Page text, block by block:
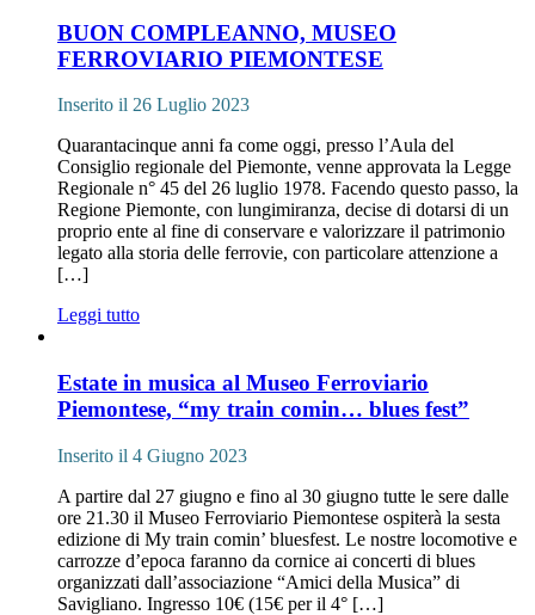
BUON COMPLEANNO, MUSEO
FERROVIARIO PIEMONTESE
Inserito il 26 Luglio 2023
Quarantacinque anni fa come oggi, presso l’Aula del
Consiglio regionale del Piemonte, venne approvata la Legge
Regionale n° 45 del 26 luglio 1978. Facendo questo passo, la
Regione Piemonte, con lungimiranza, decise di dotarsi di un
proprio ente al fine di conservare e valorizzare il patrimonio
legato alla storia delle ferrovie, con particolare attenzione a
[…]
Leggi tutto
Estate in musica al Museo Ferroviario
Piemontese, “my train comin… blues fest”
Inserito il 4 Giugno 2023
A partire dal 27 giugno e fino al 30 giugno tutte le sere dalle
ore 21.30 il Museo Ferroviario Piemontese ospiterà la sesta
edizione di My train comin’ bluesfest. Le nostre locomotive e
carrozze d’epoca faranno da cornice ai concerti di blues
organizzati dall’associazione “Amici della Musica” di
Savigliano. Ingresso 10€ (15€ per il 4° […]